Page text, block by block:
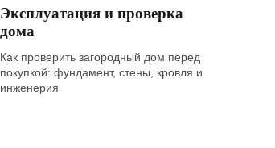
Эксплуатация и проверка
дома
Как проверить загородный дом перед
покупкой: фундамент, стены, кровля и
инженерия